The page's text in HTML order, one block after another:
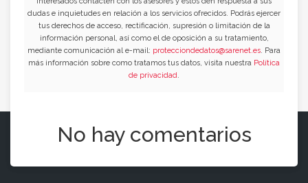
dudas e inquietudes en relación a los servicios ofrecidos. Podrás ejercer
tus derechos de acceso, rectificación, supresión o limitación de la
información personal, así como el de oposición a su tratamiento,
mediante comunicación al e-mail: protecciondedatos@sarenet.es. Para
más información sobre como tratamos tus datos, visita nuestra Política
de privacidad.
No hay comentarios